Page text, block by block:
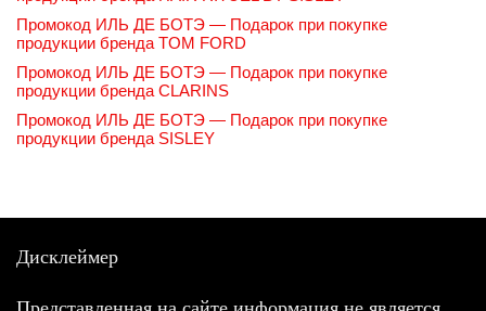
Промокод ИЛЬ ДЕ БОТЭ — Подарок при покупке
продукции бренда TOM FORD
Промокод ИЛЬ ДЕ БОТЭ — Подарок при покупке
продукции бренда CLARINS
Промокод ИЛЬ ДЕ БОТЭ — Подарок при покупке
продукции бренда SISLEY
Дисклеймер